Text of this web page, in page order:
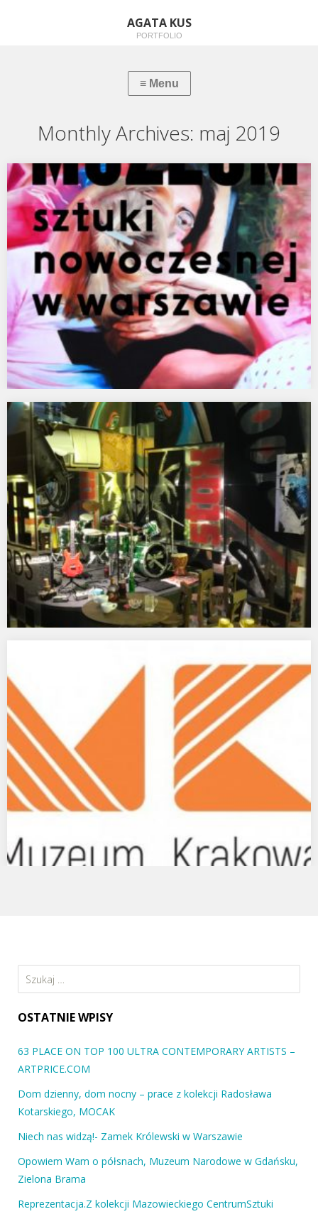
AGATA KUS
PORTFOLIO
Monthly Archives: maj 2019
FARBA ZNACZY KREW – Muzeum Sztuki
Nowoczesnej w Warszawie
„Farba znaczy krew. Kobieta, afekt i pragnienie we
współczesnym malarstwie” to pierwsza tak obszerna
międzynarodowa wystawa…
Kraków, Floriańska 15
Miniaturowa wystawa w witrynie Pubu BAZA w Krakowie przy
ulicy Floriańskiej 15 autorstwa Agaty Kus…
Szukaj:
OSTATNIE WPISY
63 PLACE ON TOP 100 ULTRA CONTEMPORARY ARTISTS –
ARTPRICE.COM
Dom dzienny, dom nocny – prace z kolekcji Radosława
Kotarskiego, MOCAK
Niech nas widzą!- Zamek Królewski w Warszawie
Opowiem Wam o półsnach, Muzeum Narodowe w Gdańsku,
Zielona Brama
Reprezentacja.Z kolekcji Mazowieckiego CentrumSztuki